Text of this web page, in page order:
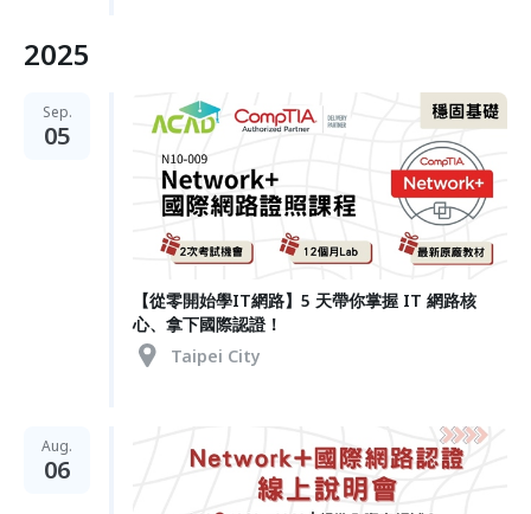
2025
Sep.
05
【從零開始學IT網路】5 天帶你掌握 IT 網路核
心、拿下國際認證！
Taipei City
Aug.
06